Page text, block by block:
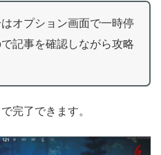
オプション画面で一時停
記事を確認しながら攻略
完了できます。